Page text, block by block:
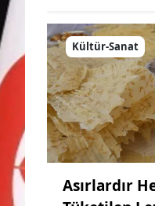
Kültür-Sanat
Asırlardır